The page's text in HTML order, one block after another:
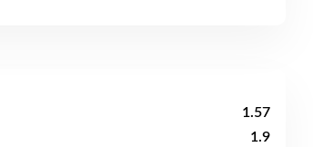
1.57
1.9